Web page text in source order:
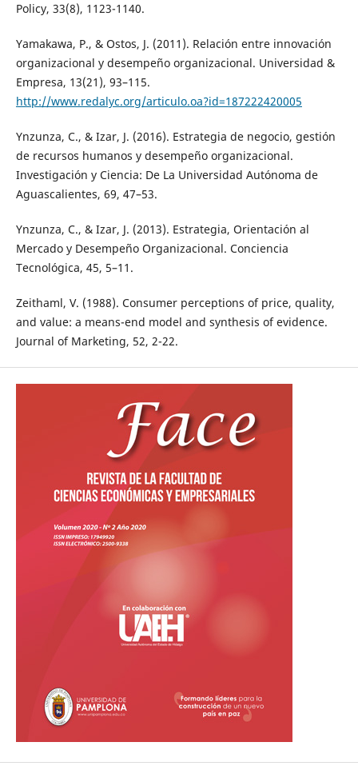
Policy, 33(8), 1123-1140.
Yamakawa, P., & Ostos, J. (2011). Relación entre innovación
organizacional y desempeño organizacional. Universidad &
Empresa, 13(21), 93–115.
http://www.redalyc.org/articulo.oa?id=187222420005
Ynzunza, C., & Izar, J. (2016). Estrategia de negocio, gestión
de recursos humanos y desempeño organizacional.
Investigación y Ciencia: De La Universidad Autónoma de
Aguascalientes, 69, 47–53.
Ynzunza, C., & Izar, J. (2013). Estrategia, Orientación al
Mercado y Desempeño Organizacional. Conciencia
Tecnológica, 45, 5–11.
Zeithaml, V. (1988). Consumer perceptions of price, quality,
and value: a means-end model and synthesis of evidence.
Journal of Marketing, 52, 2-22.